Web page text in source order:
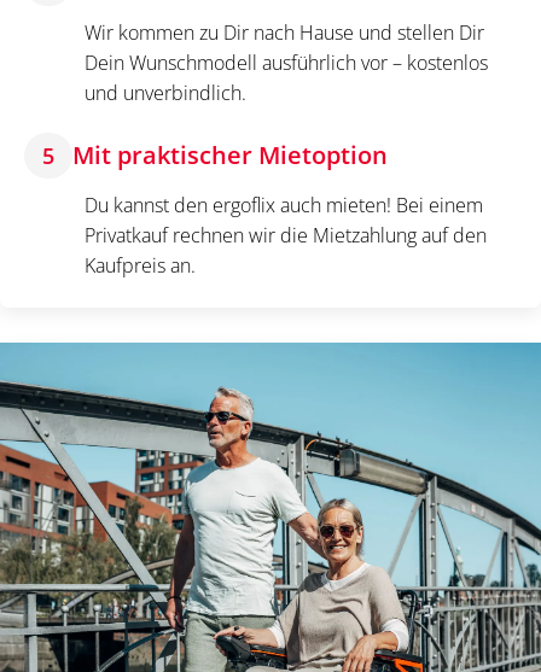
Wir kommen zu Dir nach Hause und stellen Dir
Dein Wunschmodell ausführlich vor – kostenlos
und unverbindlich.
5 Mit praktischer Mietoption
Du kannst den ergoflix auch mieten! Bei einem
Privatkauf rechnen wir die Mietzahlung auf den
Kaufpreis an.